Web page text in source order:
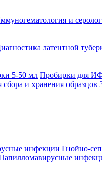
и
латентной
5-50 мл Пробирки для
и хранения образцов
инфекции Гнойно-